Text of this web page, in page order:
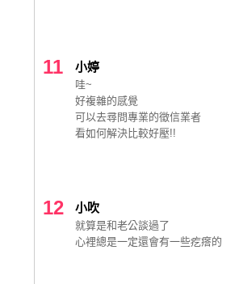
11 小婷
哇~
好複雜的感覺
可以去尋問專業的徵信業者
看如何解決比較好壓!!
12 小吹
就算是和老公談過了
心裡總是一定還會有一些疙瘩的